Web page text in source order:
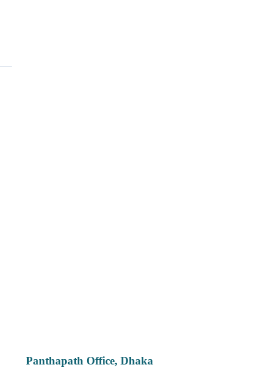
Panthapath Office, Dhaka